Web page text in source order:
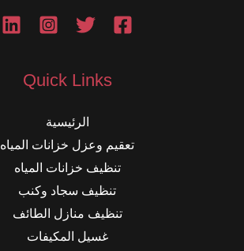
Quick Links
الرئيسية
تعقيم وعزل خزانات المياه
تنظيف خزانات المياه
تنظيف سجاد وكنب
تنظيف منازل الطائف
غسيل المكيفات